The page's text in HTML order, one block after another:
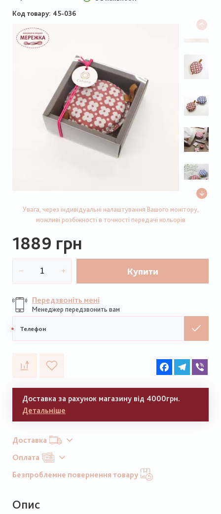
Код товару 45-036
Увага, через індивідуальні налаштування Вашого монітору,
можливі розбіжності в точності передачі кольорів
1889 грн
Купити
Передзвоніть мені
Менеджер передзвонить вам
телефон
FacebookTelegram
Доставка за рахунок магазину від 4000грн.
Детальніше
Доставка
Оплата
Безпроблемне повернення товару
Опис